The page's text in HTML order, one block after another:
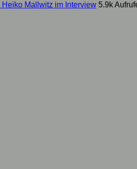
Heiko Mallwitz im Interview 5.9k